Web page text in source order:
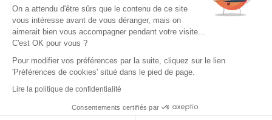
Du lundi au jeudi de 8h30 à 16h30 & le
vendredi de 8h30 à 15h30
On a attendu d'être sûrs que le contenu de ce site
vous intéresse avant de vous déranger, mais on
aimerait bien vous accompagner pendant votre visite...
C'est OK pour vous ?
Pour modifier vos préférences par la suite, cliquez sur le lien
'Préférences de cookies' situé dans le pied de page.
Lire la politique de confidentialité
Consentements certifiés par